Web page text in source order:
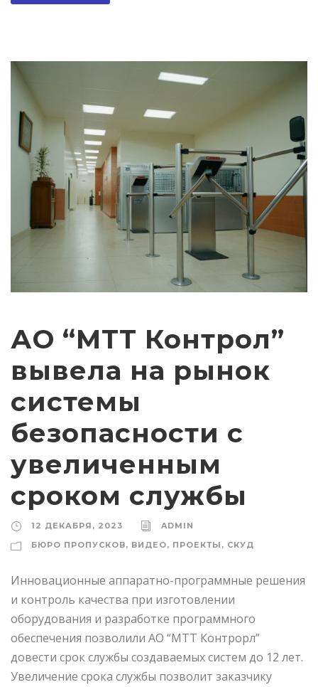
АО “МТТ Контрол”
вывела на рынок
системы
безопасности с
увеличенным
сроком службы
12 ДЕКАБРЯ, 2023
ADMIN
БЮРО ПРОПУСКОВ, ВИДЕО, ПРОЕКТЫ , СКУД
Инновационные аппаратно-программные решения
и контроль качества при изготовлении
оборудования и разработке программного
обеспечения позволили АО “МТТ Контрорл”
довести срок службы создаваемых систем до 12 лет.
Увеличение срока службы позволит заказчику